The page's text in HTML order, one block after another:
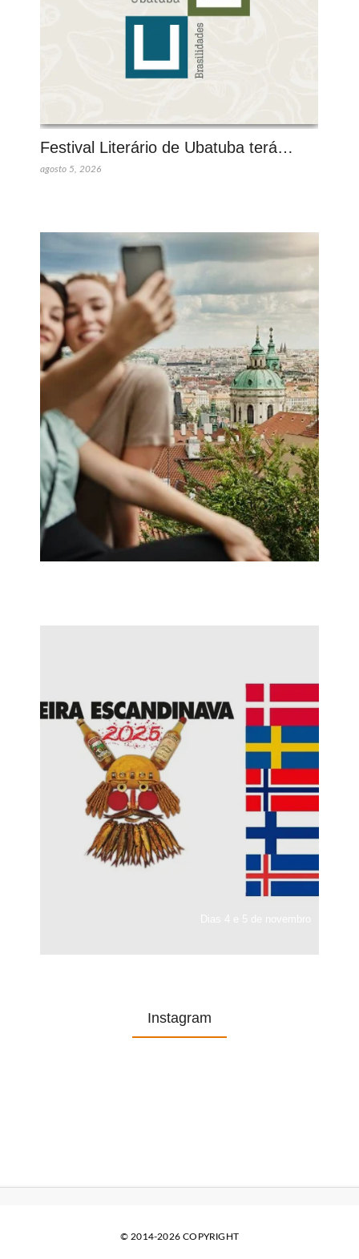
Festival Literário de Ubatuba terá…
agosto 5, 2026
Instagram
© 2014-2026 COPYRIGHT